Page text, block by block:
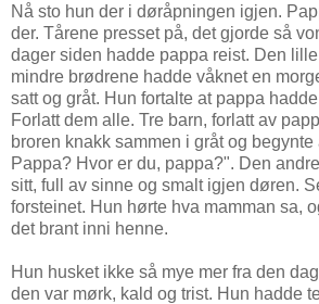
Nå sto hun der i døråpningen igjen.
der. Tårene presset på, det gjorde så
dager siden hadde pappa reist. Den
mindre brødrene hadde våknet en
satt og gråt. Hun fortalte at pappa
Forlatt dem alle. Tre barn, forlatt av
broren knakk sammen i gråt og
Pappa? Hvor er du, pappa?". Den
sitt, full av sinne og smalt igjen døren.
forsteinet. Hun hørte hva mamman sa,
det brant inni henne.
Hun husket ikke så mye mer fra den
den var mørk, kald og trist. Hun hadde